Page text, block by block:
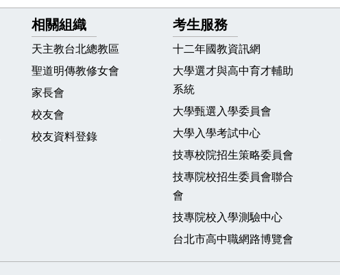
相關組織
天主教台北總教區
聖道明傳教修女會
家長會
校友會
校友資料登錄
考生服務
十二年國教資訊網
大學選才與高中育才輔助
系統
大學甄選入學委員會
大學入學考試中心
技專校院招生策略委員會
技專院校招生委員會聯合
會
技專院校入學測驗中心
台北市高中職網路博覽會